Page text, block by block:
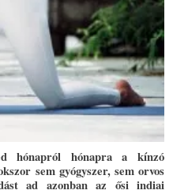
hónapról hónapra a kínzó
sem gyógyszer, sem orvos
ad azonban az ősi indiai